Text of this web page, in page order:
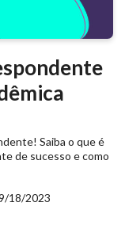
Saiba o que é
de sucesso e como
18/2023